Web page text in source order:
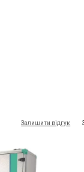
Залишити відгук